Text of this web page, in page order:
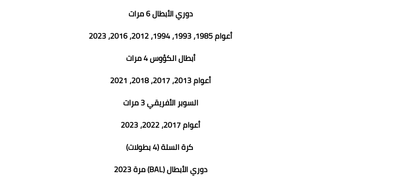
دوري الأبطال 6 مرات
أعوام 1985، 1993، 1994، 2012، 2016، 2023
أبطال الكؤوس 4 مرات
أعوام 2013، 2017، 2018، 2021
السوبر الأفريقي 3 مرات
أعوام 2017، 2022، 2023
كرة السلة (4 بطولات)
دوري الأبطال (BAL) مرة 2023